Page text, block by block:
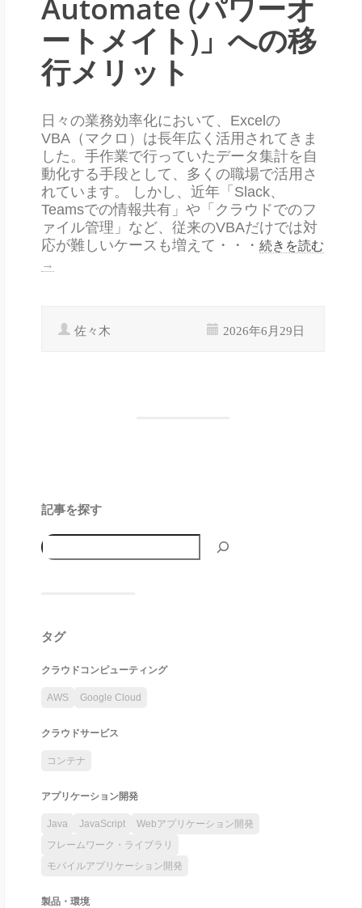
Automate (パワーオ
ートメイト)」への移
行メリット
日々の業務効率化において、Excelの
VBA（マクロ）は長年広く活用されてきま
した。手作業で行っていたデータ集計を自
動化する手段として、多くの職場で活用さ
れています。 しかし、近年「Slack、
Teamsでの情報共有」や「クラウドでのフ
ァイル管理」など、従来のVBAだけでは対
応が難しいケースも増えて・・・ 続きを読む
→
佐々木 2026年6月29日
記事を探す
タグ
クラウドコンピューティング
AWS Google Cloud
クラウドサービス
コンテナ
アプリケーション開発
Java JavaScript
Webアプリケーション開発
フレームワーク・ライブラリ
モバイルアプリケーション開発
製品・環境